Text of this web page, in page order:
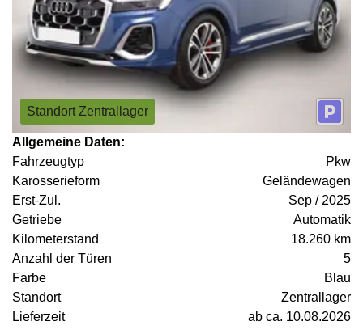
Standort Zentrallager
Allgemeine Daten:
Fahrzeugtyp
Pkw
Karosserieform
Geländewagen
Erst-Zul.
Sep / 2025
Getriebe
Automatik
Kilometerstand
18.260 km
Anzahl der Türen
5
Farbe
Blau
Standort
Zentrallager
Lieferzeit
ab ca. 10.08.2026